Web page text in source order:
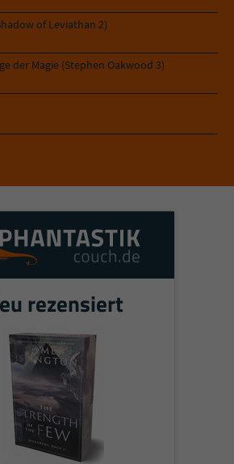
of Leviathan 2)
der Magie (Stephen Oakwood 3)
rezensiert